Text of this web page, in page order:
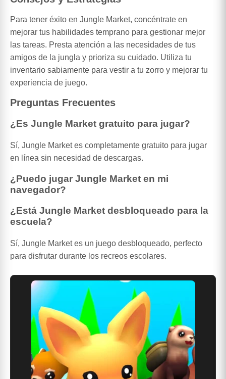
Para tener éxito en Jungle Market, concéntrate en
mejorar tus habilidades temprano para gestionar mejor
las tareas. Presta atención a las necesidades de tus
amigos de la jungla y prioriza su cuidado. Utiliza tu
inventario sabiamente para vestir a tu zorro y mejorar tu
experiencia de juego.
Preguntas Frecuentes
¿Es Jungle Market gratuito para jugar?
Sí, Jungle Market es completamente gratuito para jugar
en línea sin necesidad de descargas.
¿Puedo jugar Jungle Market en mi
navegador?
¿Está Jungle Market desbloqueado para la
escuela?
Sí, Jungle Market es un juego desbloqueado, perfecto
para disfrutar durante los recreos escolares.